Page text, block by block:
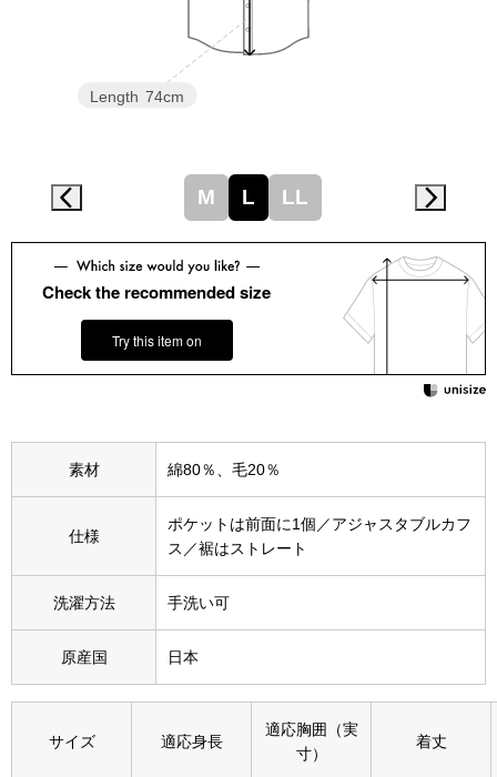
ランド
その他
財布／小物
財布／コイン
その他
Length 74cm
M L LL
Check the recommended size
Try this item on
素材 綿80％、毛20％
仕様
ポケットは前面に1個／アジャスタブルカフ
ス／裾はストレート
洗濯方法 手洗い可
原産国 日本
サイズ 適応身長
適応胸囲（実
寸）
着丈